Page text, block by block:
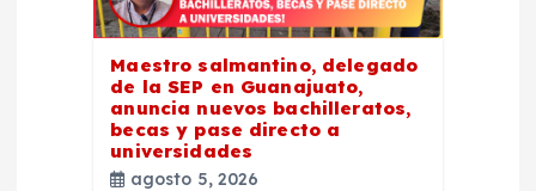
Maestro salmantino, delegado
de la SEP en Guanajuato,
anuncia nuevos bachilleratos,
becas y pase directo a
universidades
agosto 5, 2026